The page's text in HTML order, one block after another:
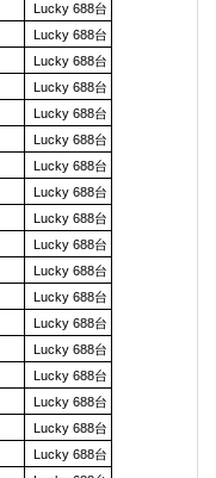
Lucky 688台
Lucky 688台
Lucky 688台
Lucky 688台
Lucky 688台
Lucky 688台
Lucky 688台
Lucky 688台
Lucky 688台
Lucky 688台
Lucky 688台
Lucky 688台
Lucky 688台
Lucky 688台
Lucky 688台
Lucky 688台
Lucky 688台
Lucky 688台